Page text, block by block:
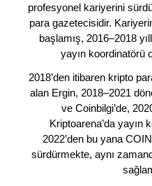
profesyonel kariyerini
para gazetecisidir.
başlamış, 2016–2018
yayın koordinatörü
2018’den itibaren kripto
alan Ergin, 2018–2021
ve Coinbilgi’de,
Kriptoarena’da yayın
2022’den bu yana
sürdürmekte, aynı